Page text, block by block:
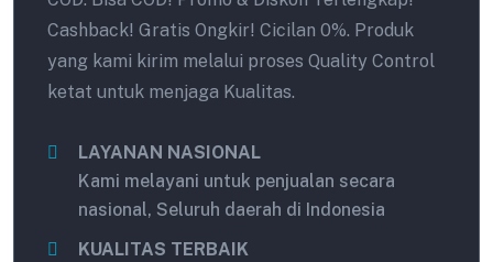
Cashback! Gratis Ongkir! Cicilan 0%. Produk
yang kami kirim melalui proses Quality Control
ketat untuk menjaga Kualitas.
LAYANAN NASIONAL
Kami melayani untuk penjualan secara
nasional, Seluruh daerah di Indonesia
KUALITAS TERBAIK